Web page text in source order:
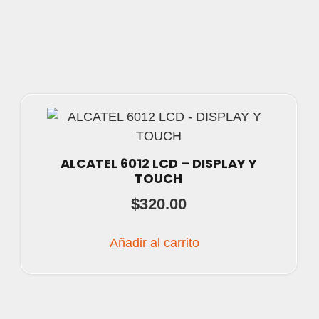
ALCATEL 6012 LCD – DISPLAY Y
TOUCH
$320.00
Añadir al carrito